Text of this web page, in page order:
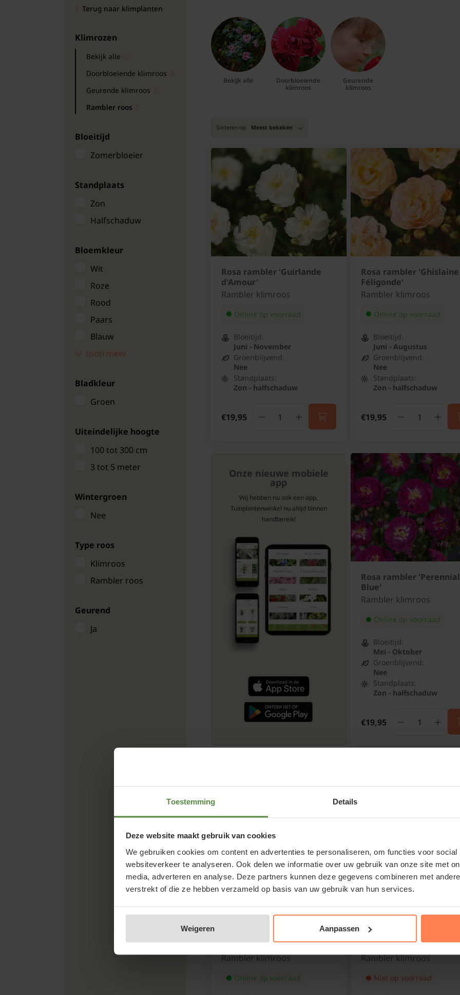
Toestemming Details
Deze website maakt gebruik van cookies
We gebruiken cookies om content en advertenties te personaliseren, om functies voor
websiteverkeer te analyseren. Ook delen we informatie over uw gebruik van onze site met
media, adverteren en analyse. Deze partners kunnen deze gegevens combineren met
verstrekt of die ze hebben verzameld op basis van uw gebruik van hun services.
Weigeren Aanpassen
Bomen
Leibomen
Bloembollen
Tuinbenodigdheden
Kamerplanten
Bloempotten
Terug naar klimplanten
Klimrozen
Bekijk alle
Doorbloeiende klimroos
Geurende klimroos
Rambler roos
Bloeitijd
Zomerbloeier
Standplaats
Zon
Halfschaduw
Bloemkleur
Wit
Roze
Rood
Paars
Blauw
Zalm/oranje
toon meer
Bladkleur
Groen
Uiteindelijke hoogte
100 tot 300 cm
3 tot 5 meter
Wintergroen
Nee
Type roos
Klimroos
Rambler roos
Geurend
Ja
Bekijk alle
Doorbloeiende
klimroos
Geurende
klimroos
Sorteren op: Meest bekeken
Rosa rambler 'Guirlande
d'Amour'
Rambler klimroos
Online op voorraad
Bloeitijd:
Juni - November
Groenblijvend:
Nee
Standplaats:
Zon - halfschaduw
€19,95
Rosa rambler
Féligonde'
Rambler klimroos
Online op voorraad
Bloeitijd:
Juni - Augustus
Groenblijvend:
Nee
Standplaats:
Zon - halfschaduw
€19,95
Onze nieuwe mobiele
app
Wij hebben nu ook een app,
Tuinplantenwinkel nu altijd binnen
handbereik!
Rosa rambler 'Perennial
Blue'
Rambler klimroos
Online op voorraad
Bloeitijd:
Mei - Oktober
Groenblijvend:
Nee
Standplaats:
Zon - halfschaduw
€19,95
Rosa rambler 'Veilchenblau'
Rambler klimroos
Online op voorraad
Rosa rambler 'Open
Rambler klimroos
Niet op voorraad